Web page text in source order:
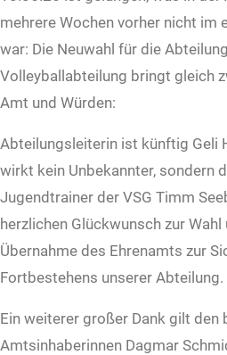
mehrere Wochen vorher nicht im
war: Die Neuwahl für die
Volleyballabteilung bringt gleich
Amt und Würden:
Abteilungsleiterin ist künftig Geli
wirkt kein Unbekannter, sondern
Jugendtrainer der VSG Timm
herzlichen Glückwunsch zur
Übernahme des Ehrenamts zur
Fortbestehens unserer Abteilung.
Ein weiterer großer Dank gilt den
Amtsinhaberinnen Dagmar